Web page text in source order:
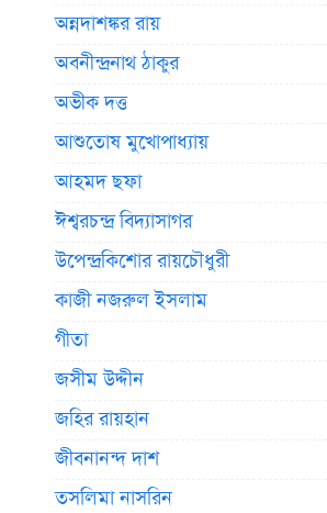
অন্নদাশঙ্কর রায়
অবনীন্দ্রনাথ ঠাকুর
অভীক দত্ত
আশুতোষ মুখোপাধ্যায়
আহমদ ছফা
ঈশ্বরচন্দ্র বিদ্যাসাগর
উপেন্দ্রকিশোর রায়চৌধুরী
কাজী নজরুল ইসলাম
গীতা
জসীম উদ্দীন
জহির রায়হান
জীবনানন্দ দাশ
তসলিমা নাসরিন